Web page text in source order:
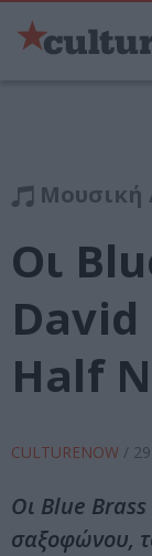
Μουσική
Οι
Half
CULTURENOW /
Οι Blue
σαξοφώνου,